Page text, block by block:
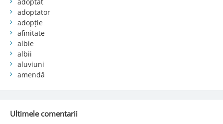
adoptator
adopție
afinitate
albie
albii
aluviuni
amendă
Ultimele comentarii